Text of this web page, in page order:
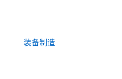
装备制造